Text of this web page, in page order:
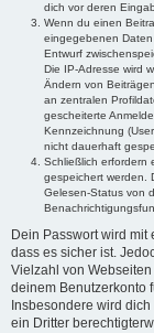
dich vor deren
Wenn du einen
eingegebenen
Entwurf
Die IP-Adresse wird
Ändern von
an zentralen
gescheiterte
Kennzeichnung
nicht dauerhaft
Schließlich erfordern
gespeichert werden.
Gelesen-Status von
Dein Passwort wird
dass es sicher ist.
Vielzahl von
deinem Benutzerkonto
Insbesondere wird
ein Dritter